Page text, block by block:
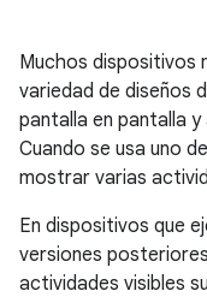
Muchos dispositivos
variedad de diseños
pantalla en pantalla
Cuando se usa uno
mostrar varias
En dispositivos que
versiones
actividades visibles